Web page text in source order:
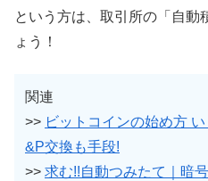
という方は、取引所の「自動
ょう！
関連
>> ビットコインの始め方
&P交換も手段!
>> 求む!!自動つみたて｜暗